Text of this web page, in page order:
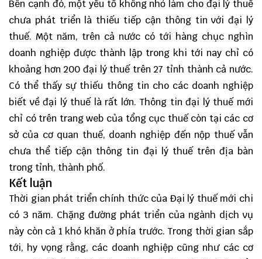
Bên cạnh đó, một yếu tố không nhỏ làm cho đại lý thuế
chưa phát triển là thiếu tiếp cận thông tin với đại lý
thuế. Một năm, trên cả nước có tới hàng chục nghìn
doanh nghiệp được thành lập trong khi tới nay chỉ có
khoảng hơn 200 đại lý thuế trên 27 tỉnh thành cả nước.
Có thể thấy sự thiếu thông tin cho các doanh nghiệp
biết về đại lý thuế là rất lớn. Thông tin đại lý thuế mới
chỉ có trên trang web của tổng cục thuế còn tại các cơ
sở của cơ quan thuế, doanh nghiệp đến nộp thuế vẫn
chưa thể tiếp cận thông tin đại lý thuế trên địa bàn
trong tỉnh, thành phố.
Kết luận
Thời gian phát triển chính thức của Đại lý thuế mới chi
có 3 năm. Chặng đường phát triển của ngành dịch vụ
này còn cả 1 khó khăn ở phía trước. Trong thời gian sắp
tới, hy vọng rằng, các doanh nghiệp cũng như các cơ